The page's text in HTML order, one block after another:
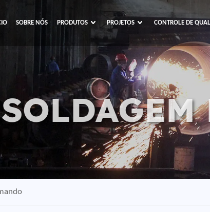
SOBRE NÓS PRODUTOS PROJETOS CONTROLE DE
SOLDAGEM